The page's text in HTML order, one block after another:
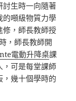
討生時一向隨著
的噸級物質力學
修，師長教師授
，師長教師開
電動升降桌課
，可是每堂課師
幾十個學時的